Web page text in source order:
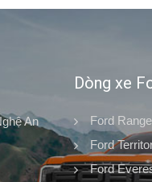
An
Dòng xe
Ford
Ford
Ford